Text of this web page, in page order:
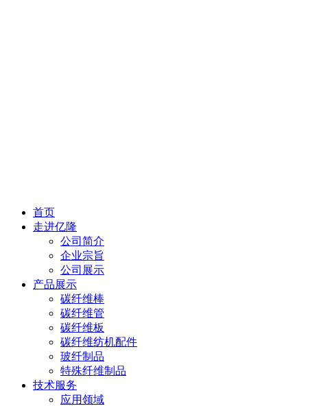
首页
走进亿隆
公司简介
企业宗旨
公司展示
产品展示
碳纤维棒
碳纤维管
碳纤维板
碳纤维纺机配件
玻纤制品
特殊纤维制品
技术服务
应用领域